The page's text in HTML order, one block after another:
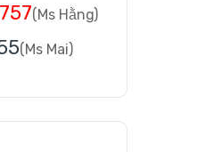
(Ms Hằng)
(Ms Mai)